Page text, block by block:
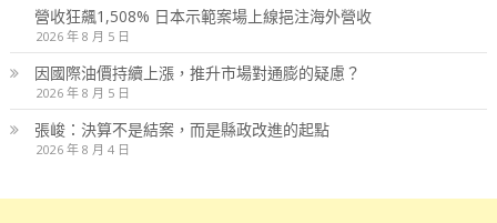
營收狂飆1,508% 日本示範案場上線挹注海外營收
2026 年 8 月 5 日
因國際油價持續上漲，推升市場對通膨的疑慮？
2026 年 8 月 5 日
張峻：決算不是結案，而是縣政改進的起點
2026 年 8 月 4 日